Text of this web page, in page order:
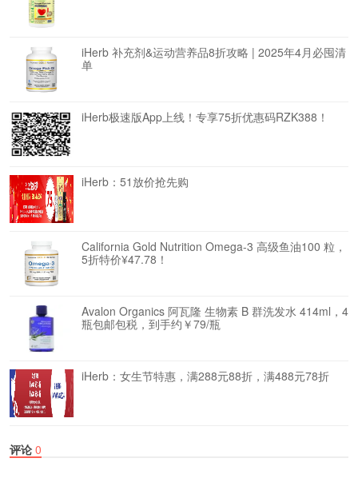
iHerb 补充剂&运动营养品8折攻略 | 2025年4月必囤清
单
iHerb极速版App上线！专享75折优惠码RZK388！
iHerb：51放价抢先购
California Gold Nutrition Omega-3 高级鱼油100 粒，
5折特价¥47.78！
Avalon Organics 阿瓦隆 生物素 B 群洗发水 414ml，4
瓶包邮包税，到手约￥79/瓶
iHerb：女生节特惠，满288元88折，满488元78折
评论 0